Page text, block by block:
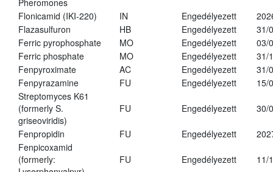
Pheromones
Flonicamid (IKI-220) IN Engedélyezett
Flazasulfuron
HB Engedélyezett
31/
Ferric pyrophosphate
MO Engedélyezett
03/
Ferric phosphate
MO Engedélyezett
31/
Fenpyroximate
AC Engedélyezett
31/
Fenpyrazamine
FU Engedélyezett
15/
Streptomyces K61
(formerly S.
griseoviridis)
FU Engedélyezett 30/
Fenpropidin FU Engedélyezett
Fenpicoxamid
(formerly:
FU Engedélyezett 11/